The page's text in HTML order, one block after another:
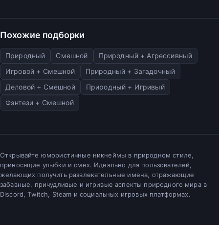
Похожие подборки
Природный Смешной
Природный + Агрессивный
Игровой + Смешной
Природный + Загадочный
Деловой + Смешной
Природный + Игривый
Фэнтези + Смешной
Открывайте юмористичные никнеймы в природном стиле,
приносящие улыбки и смех. Идеально для пользователей,
желающих получить развлекательные имена, отражающие
забавные, причудливые и игривые аспекты природного мира в
Discord, Twitch, Steam и социальных игровых платформах.